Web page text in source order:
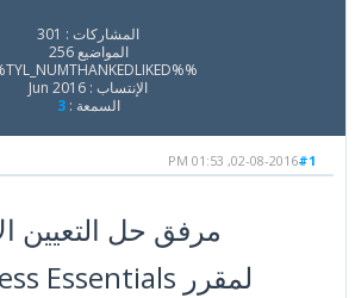
المشاركات : 301
المواضيع 256
%%TYL_NUMTHANKEDLIKED%%
الإنتساب : Jun 2016
السمعة :3
#1
02-08-2016, 01:53 PM
مرفق حل التعيين
لمقرر Business Essentials